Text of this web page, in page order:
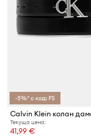
-5%* с код: FS
Текуща цена:
41,99 €